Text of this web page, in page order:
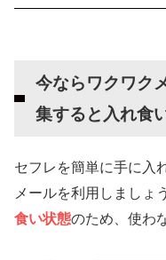
セフレの募集方
TwitterなどのSNS
【簡単】マッチ
セフレが簡単に
今ならワクワク
集すると入れ食
セフレを簡単に手に入
メールを利用しましょ
食い状態のため、使わ